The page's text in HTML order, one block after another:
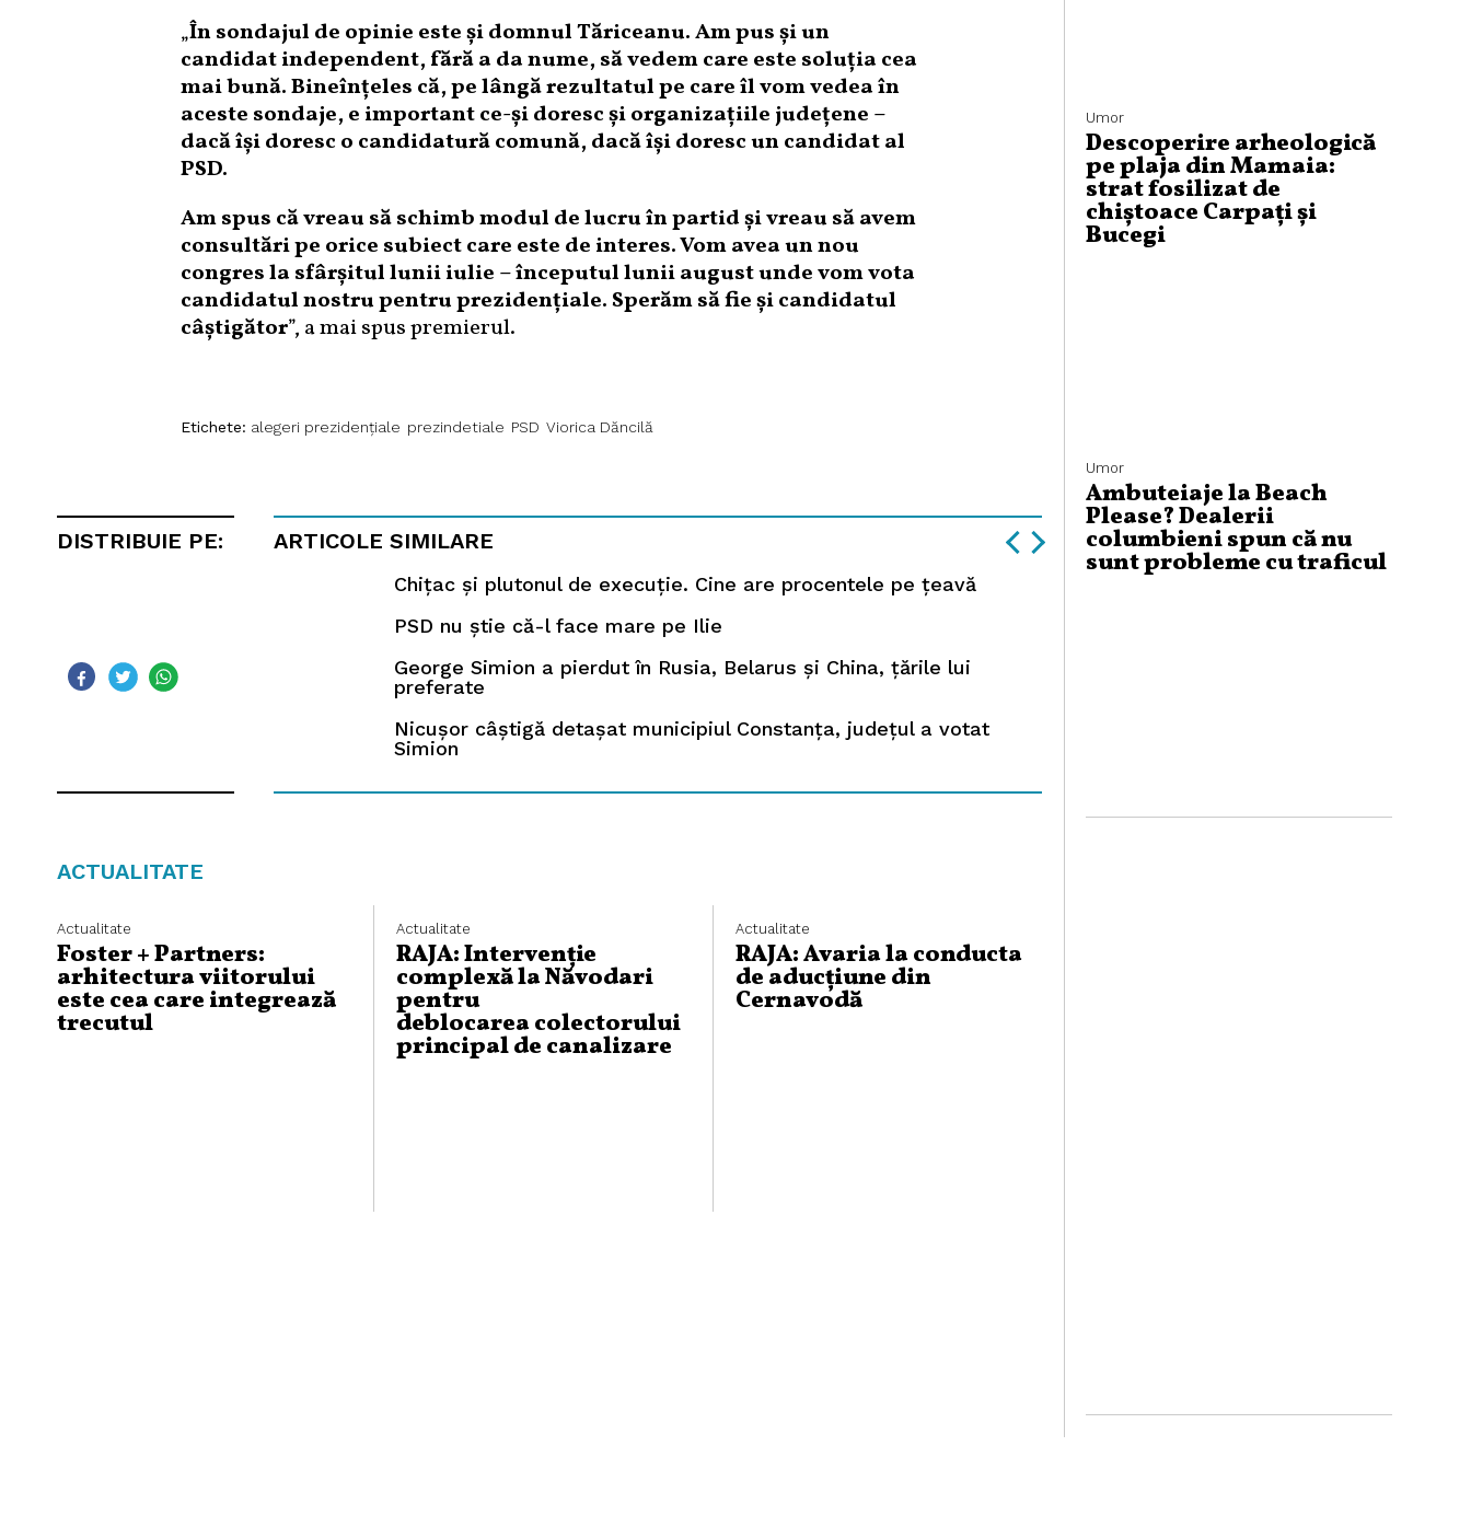
„În sondajul de opinie este şi domnul Tăriceanu. Am pus şi un
candidat independent, fără a da nume, să vedem care este soluţia cea
mai bună. Bineînţeles că, pe lângă rezultatul pe care îl vom vedea în
aceste sondaje, e important ce-şi doresc şi organizaţiile judeţene –
dacă îşi doresc o candidatură comună, dacă îşi doresc un candidat al
PSD.
Am spus că vreau să schimb modul de lucru în partid şi vreau să avem
consultări pe orice subiect care este de interes. Vom avea un nou
congres la sfârşitul lunii iulie – începutul lunii august unde vom vota
candidatul nostru pentru prezidenţiale. Sperăm să fie şi candidatul
câştigător”, a mai spus premierul.
Etichete: alegeri prezidențiale prezindetiale PSD Viorica Dăncilă
DISTRIBUIE PE: ARTICOLE SIMILARE
Chițac și plutonul de execuție. Cine are procentele pe țeavă
PSD nu știe că-l face mare pe Ilie
George Simion a pierdut în Rusia, Belarus și China, țările lui
preferate
Nicușor câștigă detașat municipiul Constanța, județul a votat
Simion
ACTUALITATE
Actualitate
Foster + Partners:
arhitectura viitorului
este cea care integrează
trecutul
Actualitate
RAJA: Intervenție
complexă la Năvodari
pentru
deblocarea colectorului
principal de canalizare
Actualitate
RAJA: Avaria la conducta
de aducțiune din
Cernavodă
Umor
Descoperire arheologică
pe plaja din Mamaia:
strat fosilizat de
chiștoace Carpați și
Bucegi
Umor
Ambuteiaje la Beach
Please? Dealerii
columbieni spun că nu
sunt probleme cu traficul